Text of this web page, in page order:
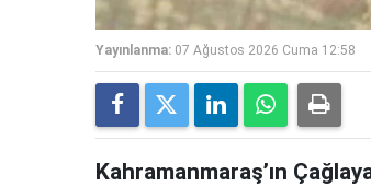
Yayınlanma: 07 Ağustos 2026 Cuma 12:58
Kahramanmaraş’ın